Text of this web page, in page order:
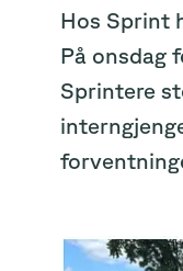
Hos Sprint
På onsdag
Sprintere